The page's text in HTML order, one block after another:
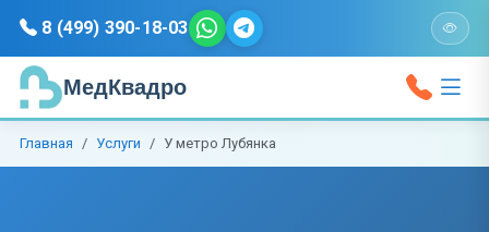
8 (499) 390-18-03
МедКвадро
Главная Услуги У метро Лубянка